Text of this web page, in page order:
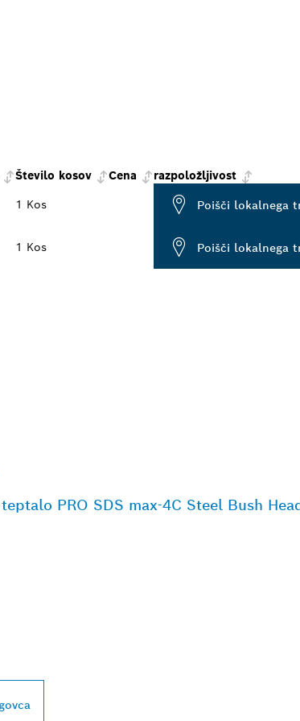
Število kosov Cena
razpoložljivost
1 Kos Poišči lokalnega
1 Kos Poišči lokalnega
PRO SDS max-4C Steel Bush